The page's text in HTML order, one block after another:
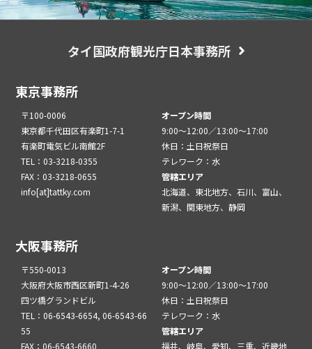
タイ国政府観光庁日本事務所
東京事務所
〒100-0006
東京都千代田区有楽町1-7-1
有楽町電気ビル南館2F
TEL：03-3218-0355
FAX：03-3218-0655
info[at]tattky.com
オープン時間
9:00～12:00／13:00～17:00
休日：土日祝祭日
テレワーク：水
管轄エリア
北海道、東北地方、石川、富山、
新潟、関東地方、静岡
大阪事務所
〒550-0013
大阪府大阪市西区新町1-4-26
四ツ橋グランドビル
TEL：06-6543-6654, 06-6543-66
55
FAX：06-6543-6660
オープン時間
9:00～12:00／13:00～17:00
休日：土日祝祭日
テレワーク：水
管轄エリア
福井、岐阜、愛知、三重、近畿地